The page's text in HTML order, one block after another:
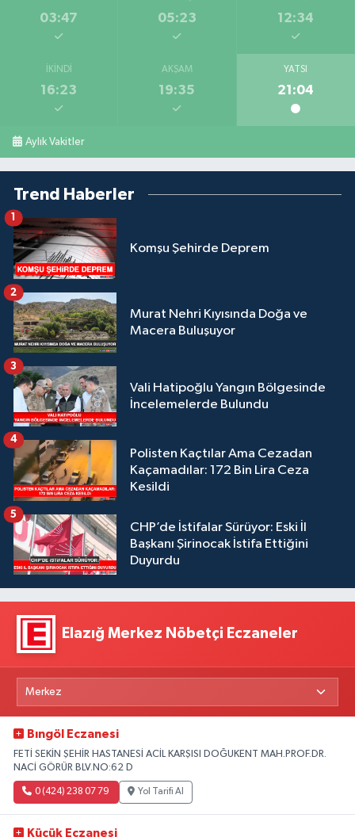
03:47 05:23 12:34
İKINDI
16:23
AKŞAM
19:35
YATSI
21:04
Aylık Vakitler
Trend Haberler
Komşu Şehirde Deprem
Murat Nehri Kıyısında Doğa ve
Macera Buluşuyor
2
Vali Hatipoğlu Yangın Bölgesinde
İncelemelerde Bulundu
3
Polisten Kaçtılar Ama Cezadan
Kaçamadılar: 172 Bin Lira Ceza
Kesildi
4
CHP’de İstifalar Sürüyor: Eski İl
Başkanı Şirinocak İstifa Ettiğini
Duyurdu
5
Elazığ Merkez Nöbetçi Eczaneler
Bıngöl Eczanesi
FETİ SEKİN ŞEHİR HASTANESİ ACİL KARŞISI DOĞUKENT MAH.PROF.DR.
NACİ GÖRÜR BLV.NO:62 D
0 (424) 238 07 79 Yol Tarifi Al
Küçük Eczanesi